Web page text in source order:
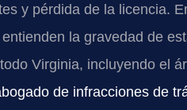
y pérdida de la licencia.
la gravedad de
Virginia, incluyendo el
de infracciones de